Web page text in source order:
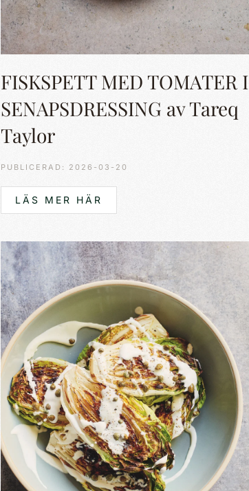
FISKSPETT MED TOMATER I
SENAPSDRESSING av Tareq
Taylor
PUBLICERAD: 2026-03-20
LÄS MER HÄR